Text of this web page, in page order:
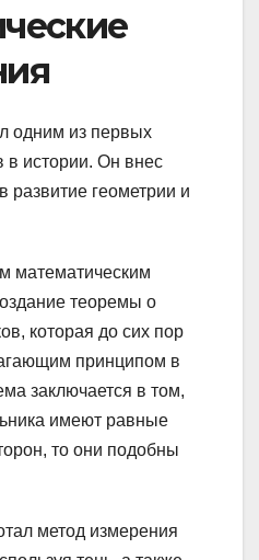
одним из первых
в истории. Он внес
развитие геометрии и
математическим
теоремы о
которая до сих пор
принципом в
заключается в том,
имеют равные
то они подобны
метод измерения